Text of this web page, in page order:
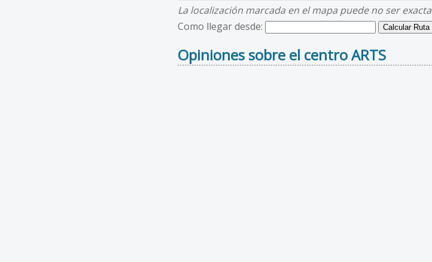
La localización marcada en el mapa puede no ser exacta
Como llegar desde:
Opiniones sobre el centro ARTS